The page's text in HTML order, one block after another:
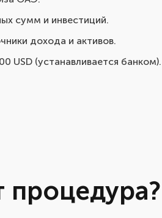
сумм и инвестиций.
дохода и активов.
USD (устанавливается банком).
процедура?